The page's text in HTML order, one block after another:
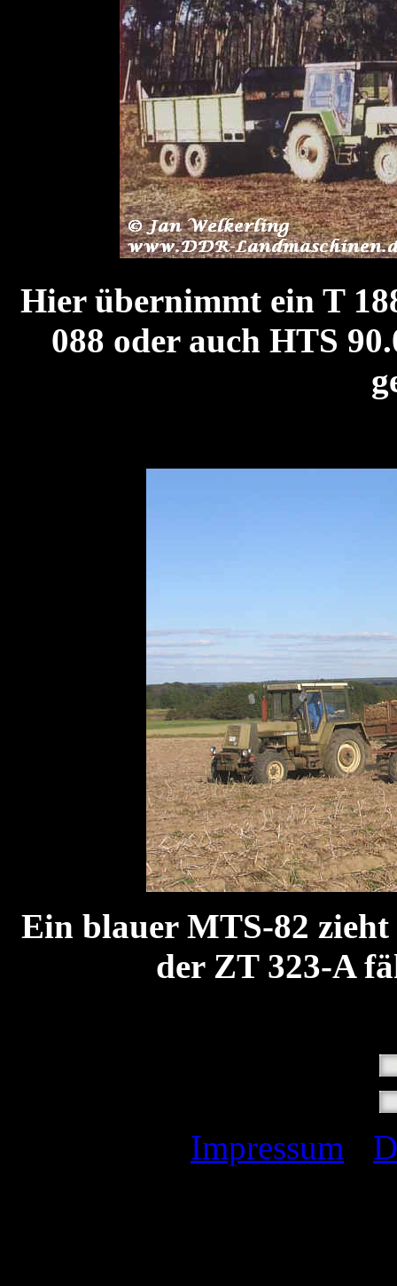
Hier übernimmt ein T
088 oder auch HTS
Ein blauer MTS-82
der ZT 323-A
Impressum